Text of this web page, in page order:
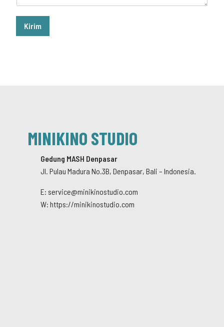
Kirim
MINIKINO STUDIO
Gedung MASH Denpasar
Jl. Pulau Madura No.3B, Denpasar, Bali – Indonesia.
E: service@minikinostudio.com
W: https://minikinostudio.com